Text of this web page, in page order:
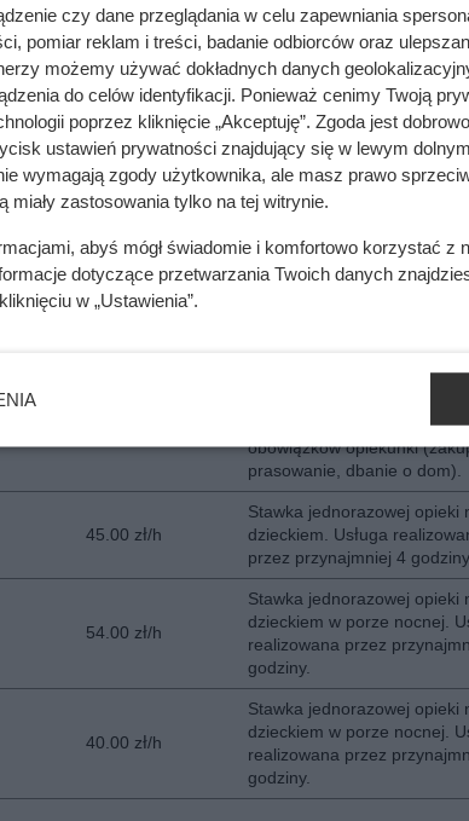
29.00 zł/h
Stawka prywatnej opiekuki
dzieci. Współpraca
od poniedziałku do piątku,
realizowana po kilka godzin
dziennie. W zakres
mogą wchodzić drobne
pożądkowe w domu,
pranie.
Stawka prywatnej opiekuki
czwórki dzieci. Współpraca
długoterminowa od
piątku, realizowana po kilka
pranie. Stawka może być też
dzieci, jednak z większym
obowiązków opiekunki
prasowanie, dbanie o dom).
45.00 zł/h
Stawka jednorazowej opieki
dzieckiem. Usługa
przez przynajmniej 4
54.00 zł/h
Stawka jednorazowej opieki
dzieckiem w porze nocnej.
realizowana przez
godziny.
40.00 zł/h
Stawka jednorazowej opieki
dzieckiem w porze nocnej.
realizowana przez
godziny.
czy dane przeglądania w celu zapewniania
pomiar reklam i treści, badanie odbiorców oraz
możemy używać dokładnych danych
do celów identyfikacji. Ponieważ cenimy Twoją
poprzez kliknięcie „Akceptuję”. Zgoda jest
ustawień prywatności znajdujący się w lewym
wymagają zgody użytkownika, ale masz prawo
miały zastosowania tylko na tej witrynie.
abyś mógł świadomie i komfortowo korzystać z
dotyczące przetwarzania Twoich danych
w „Ustawienia”.